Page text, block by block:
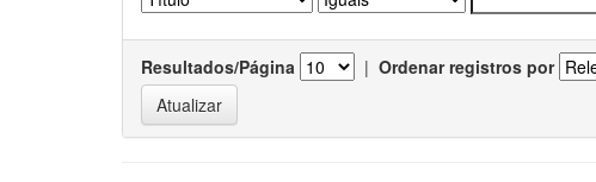
Resultados/Página | Ordenar registros por